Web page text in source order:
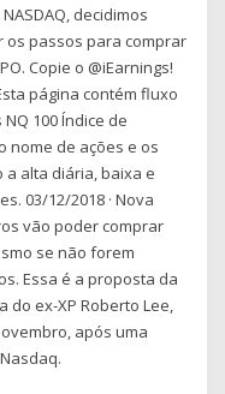
decidimos
passos para comprar
Copie o @iEarnings!
página contém fluxo
100 Índice de
nome de ações e os
a alta diária, baixa e
03/12/2018 · Nova
vão poder comprar
se não forem
Essa é a proposta da
do ex-XP Roberto Lee,
após uma